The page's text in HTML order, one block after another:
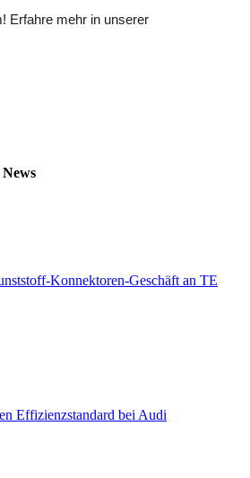
Erfahre mehr in unserer
Konnektoren-Geschäft an TE
Effizienzstandard bei Audi